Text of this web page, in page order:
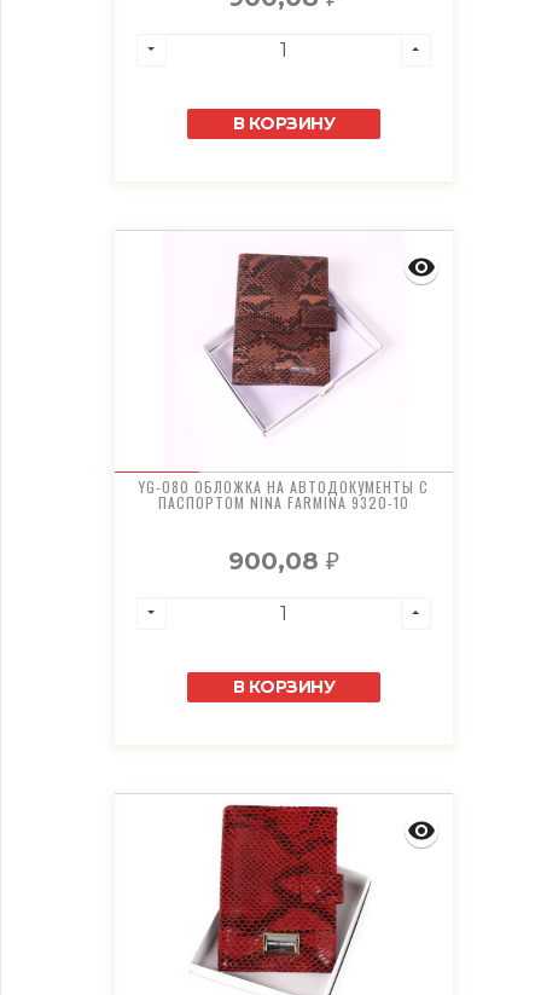
В КОРЗИНУ
YG-080 ОБЛОЖКА НА АВТОДОКУМЕНТЫ С
ПАСПОРТОМ NINA FARMINA 9320-10
900,08 ₽
В КОРЗИНУ